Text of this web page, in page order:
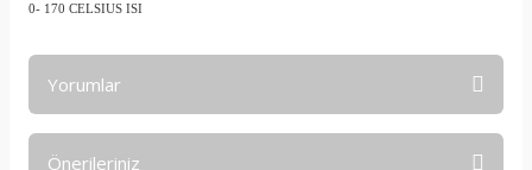
0- 170 CELSIUS ISI
Yorumlar
Önerileriniz